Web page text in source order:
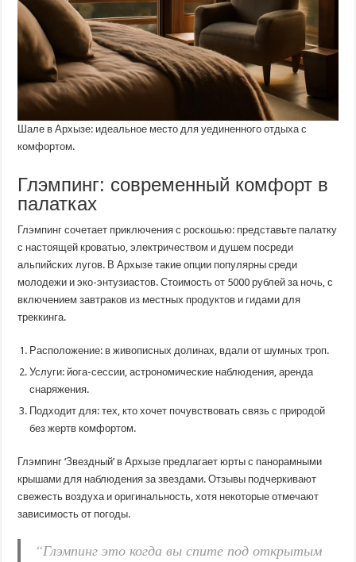
Шале в Архызе: идеальное место для уединенного отдыха с
комфортом.
Глэмпинг: современный комфорт в
палатках
Глэмпинг сочетает приключения с роскошью: представьте палатку
с настоящей кроватью, электричеством и душем посреди
альпийских лугов. В Архызе такие опции популярны среди
молодежи и эко-энтузиастов. Стоимость от 5000 рублей за ночь, с
включением завтраков из местных продуктов и гидами для
треккинга.
Расположение: в живописных долинах, вдали от шумных троп.
Услуги: йога-сессии, астрономические наблюдения, аренда
снаряжения.
Подходит для: тех, кто хочет почувствовать связь с природой
без жертв комфортом.
Глэмпинг ‘Звездный’ в Архызе предлагает юрты с панорамными
крышами для наблюдения за звездами. Отзывы подчеркивают
свежесть воздуха и оригинальность, хотя некоторые отмечают
зависимость от погоды.
“Глэмпинг это когда вы спите под открытым